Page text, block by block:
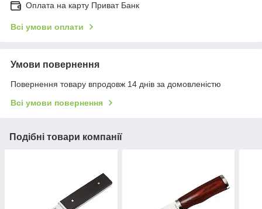
Оплата на карту Приват Банк
Всі умови оплати
Умови повернення
Повернення товару впродовж 14 днів за домовленістю
Всі умови повернення
Подібні товари компанії